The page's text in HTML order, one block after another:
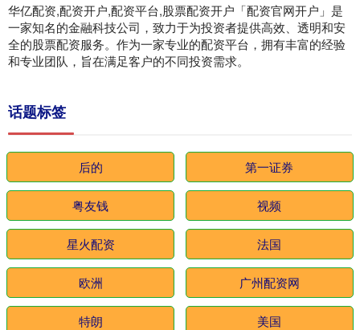
华亿配资,配资开户,配资平台,股票配资开户「配资官网开户」是
一家知名的金融科技公司，致力于为投资者提供高效、透明和安
全的股票配资服务。作为一家专业的配资平台，拥有丰富的经验
和专业团队，旨在满足客户的不同投资需求。
话题标签
后的 第一证券
粤友钱 视频
星火配资 法国
欧洲 广州配资网
特朗 美国